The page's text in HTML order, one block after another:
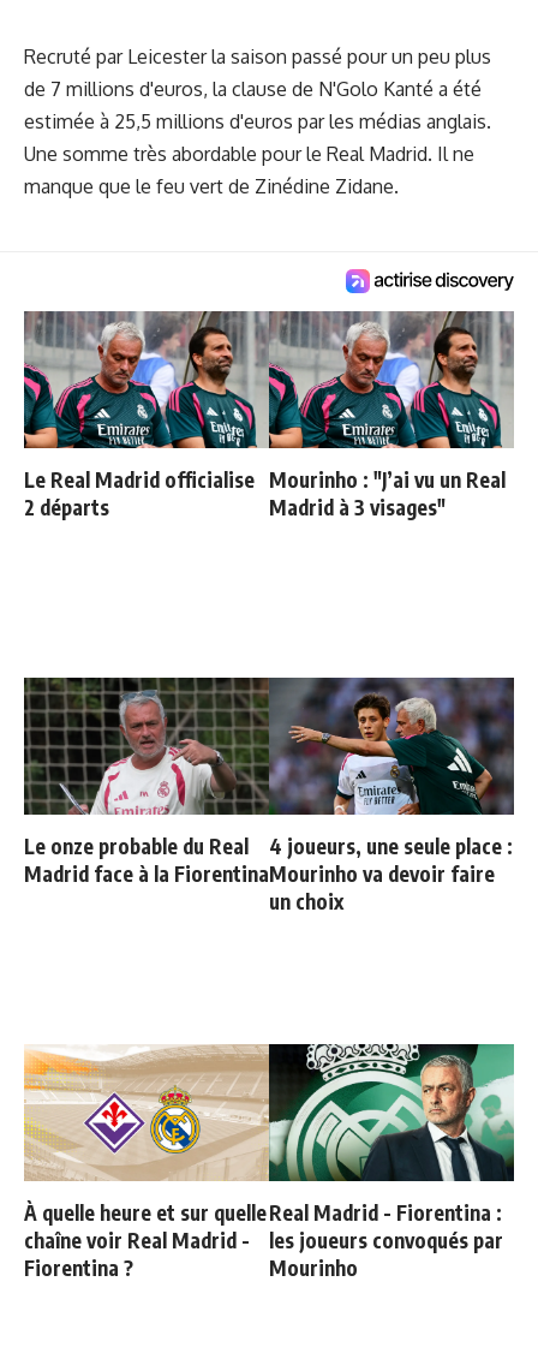
Recruté par Leicester la saison passé pour un peu plus
de 7 millions d'euros, la clause de N'Golo Kanté a été
estimée à 25,5 millions d'euros par les médias anglais.
Une somme très abordable pour le Real Madrid. Il ne
manque que le feu vert de Zinédine Zidane.
Le Real Madrid officialise
2 départs
Mourinho : "J’ai vu un Real
Madrid à 3 visages"
Le onze probable du Real
Madrid face à la Fiorentina
4 joueurs, une seule place :
Mourinho va devoir faire
un choix
À quelle heure et sur quelle
chaîne voir Real Madrid -
Fiorentina ?
Real Madrid - Fiorentina :
les joueurs convoqués par
Mourinho